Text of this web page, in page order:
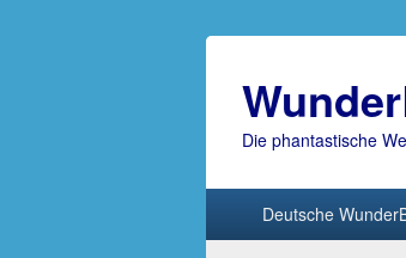
Die phantastische
Deutsche